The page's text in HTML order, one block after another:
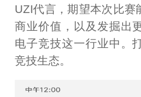
UZI代言，期望本次比赛
商业价值，以及发掘出
电子竞技这一行业中。
竞技生态。